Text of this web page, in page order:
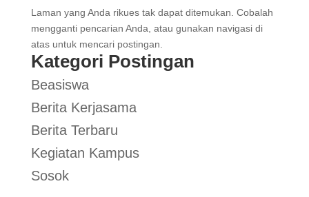
Laman yang Anda rikues tak dapat ditemukan. Cobalah
mengganti pencarian Anda, atau gunakan navigasi di
atas untuk mencari postingan.
Kategori Postingan
Beasiswa
Berita Kerjasama
Berita Terbaru
Kegiatan Kampus
Sosok